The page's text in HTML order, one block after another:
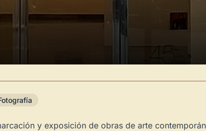
y exposición de obras de arte